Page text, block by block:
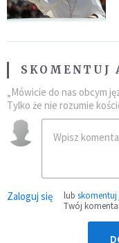
SKOMENTUJ
„Mówicie do nas obcym
Tylko że nie rozumie
Zaloguj się lub skomentuj
Twój